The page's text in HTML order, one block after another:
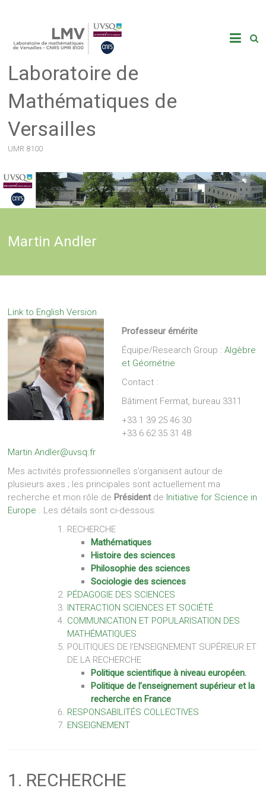
Laboratoire de
Mathématiques de
Versailles
UMR 8100
Martin Andler
Link to English Version
Professeur émérite
Équipe/Research Group :Algèbre
et Géométrie
Contact :
Bâtiment Fermat, bureau 3311
+33 1 39 25 46 30
+33 6 62 35 31 48
Martin.Andler@uvsq.fr
Mes activités professionnelles s’organisent autour de
plusieurs axes ; les principales sont actuellement ma
recherche et mon rôle de Président de Initiative for Science in
Europe . Les détails sont ci-dessous.
RECHERCHE
Mathématiques
Histoire des sciences
Philosophie des sciences
Sociologie des sciences
PÉDAGOGIE DES SCIENCES
INTERACTION SCIENCES ET SOCIÉTÉ
COMMUNICATION ET POPULARISATION DES
MATHÉMATIQUES
POLITIQUES DE l’ENSEIGNEMENT SUPÉRIEUR ET
DE LA RECHERCHE
Politique scientifique à niveau européen.
Politique de l’enseignement supérieur et la
recherche en France
RESPONSABILITÉS COLLECTIVES
ENSEIGNEMENT
1. RECHERCHE